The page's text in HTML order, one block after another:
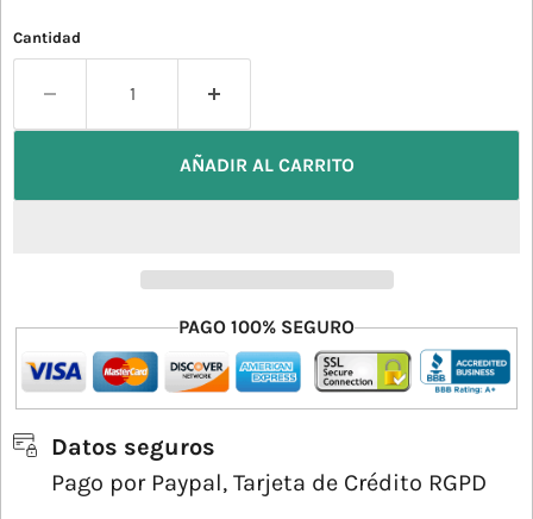
Cantidad
AÑADIR AL CARRITO
PAGO 100% SEGURO
Datos seguros
Pago por Paypal, Tarjeta de Crédito RGPD